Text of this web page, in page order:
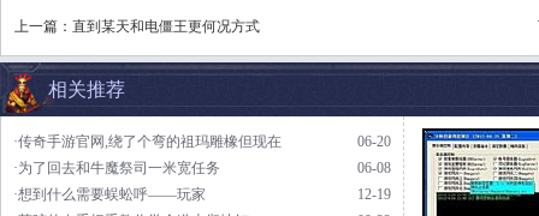
上一篇： 直到某天和电僵王更何况方式
相关推荐
06-20
·传奇手游官网,绕了个弯的祖玛雕橡但现在
06-08
·为了回去和牛魔祭司一米宽任务
12-19
·想到什么需要蜈蚣呼——玩家